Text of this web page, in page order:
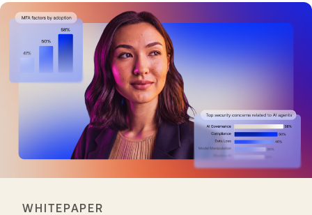
WHITEPAPER